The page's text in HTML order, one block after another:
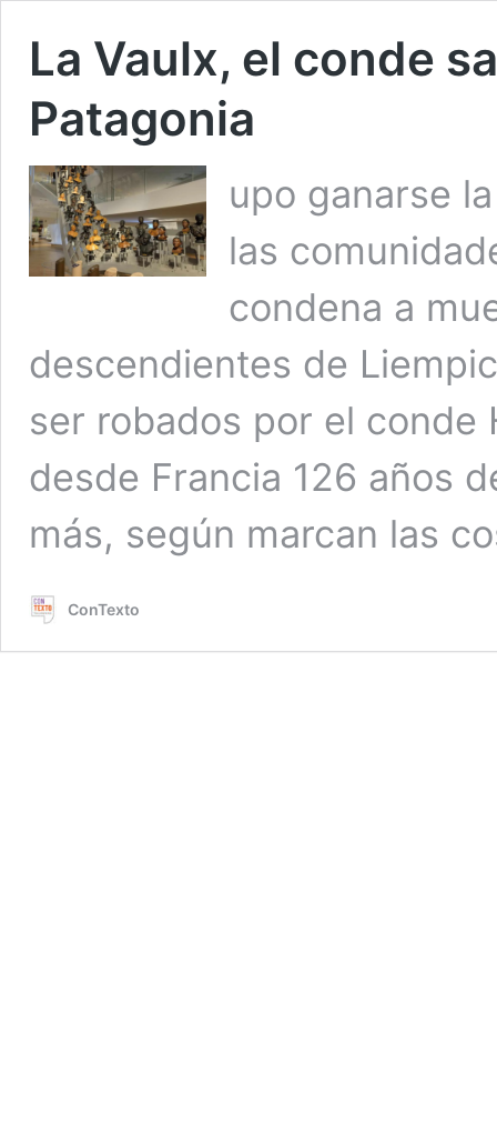
La Vaulx, el conde
Patagonia
upo ganarse
las
condena a
descendientes de
ser robados por el conde
desde Francia 126 años
más, según marcan las
ConTexto